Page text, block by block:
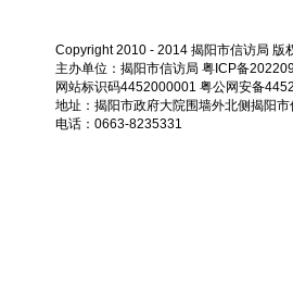
Copyright 2010 - 2014 揭阳市信访局 版
主办单位：揭阳市信访局 粤ICP备
网站标识码4452000001 粤公网安备
地址：揭阳市政府大院围墙外北侧揭阳
电话：0663-8235331